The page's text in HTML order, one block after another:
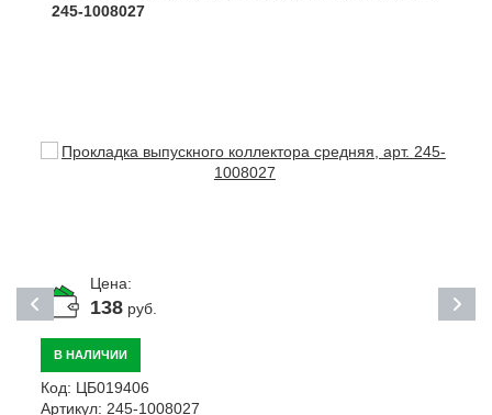
245-1008027
Цена:
138руб.
В НАЛИЧИИ
Код: ЦБ019406
Артикул: 245-1008027